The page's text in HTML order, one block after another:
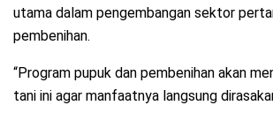
utama dalam pengembangan sektor
pembenihan.
“Program pupuk dan pembenihan akan
tani ini agar manfaatnya langsung